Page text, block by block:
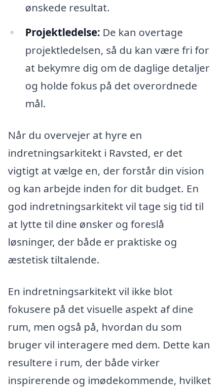
ønskede resultat.
Projektledelse: De kan overtage
projektledelsen, så du kan være fri for
at bekymre dig om de daglige detaljer
og holde fokus på det overordnede
mål.
Når du overvejer at hyre en
indretningsarkitekt i Ravsted, er det
vigtigt at vælge en, der forstår din vision
og kan arbejde inden for dit budget. En
god indretningsarkitekt vil tage sig tid til
at lytte til dine ønsker og foreslå
løsninger, der både er praktiske og
æstetisk tiltalende.
En indretningsarkitekt vil ikke blot
fokusere på det visuelle aspekt af dine
rum, men også på, hvordan du som
bruger vil interagere med dem. Dette kan
resultere i rum, der både virker
inspirerende og imødekommende, hvilket